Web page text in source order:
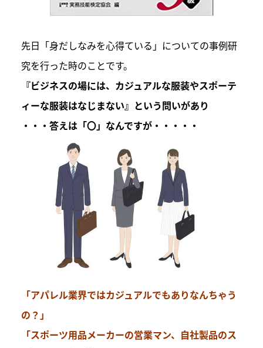
先日「身だしなみを心得ている」についての事例研
究を行った時のことです。
『ビジネスの場には、カジュアルな服装やスポーテ
ィーな服装はなじまない』という問いがあり
・・・答えは「〇」なんですが・・・・・
「アパレル業界ではカジュアルでもありなんちゃう
の？」
「スポーツ用品メーカーの営業マン、自社製品のス